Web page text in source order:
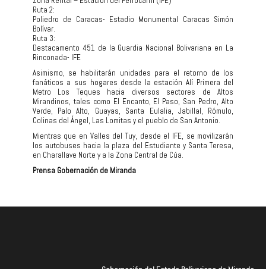
Ruta 2:
Poliedro de Caracas- Estadio Monumental Caracas Simón
Bolívar.
Ruta 3:
Destacamento 451 de la Guardia Nacional Bolivariana en La
Rinconada- IFE
Asimismo, se habilitarán unidades para el retorno de los
fanáticos a sus hogares desde la estación Alí Primera del
Metro Los Teques hacia diversos sectores de Altos
Mirandinos, tales como El Encanto, El Paso, San Pedro, Alto
Verde, Palo Alto, Guayas, Santa Eulalia, Jabillal, Rómulo,
Colinas del Ángel, Las Lomitas y el pueblo de San Antonio.
Mientras que en Valles del Tuy, desde el IFE, se movilizarán
los autobuses hacia la plaza del Estudiante y Santa Teresa,
en Charallave Norte y a la Zona Central de Cúa.
Prensa Gobernación de Miranda